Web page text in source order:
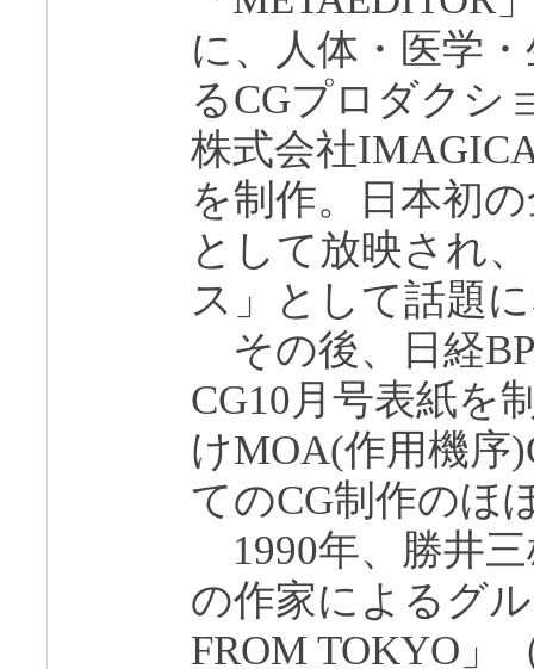
に、人体・医学
るCGプロダクシ
株式会社
を制作。日本初
として放映され
ス」として話題
その後、日経
CG10月号表紙を
けMOA(作用機序
てのCG制作のほ
1990年、勝井
の作家によるグ
FROM TOKYO」